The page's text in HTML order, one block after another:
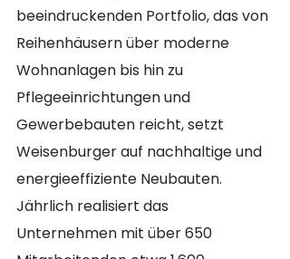
beeindruckenden Portfolio, das von
Reihenhäusern über moderne
Wohnanlagen bis hin zu
Pflegeeinrichtungen und
Gewerbebauten reicht, setzt
Weisenburger auf nachhaltige und
energieeffiziente Neubauten.
Jährlich realisiert das
Unternehmen mit über 650